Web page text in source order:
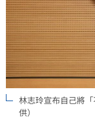
林志玲宣布自己將
供）